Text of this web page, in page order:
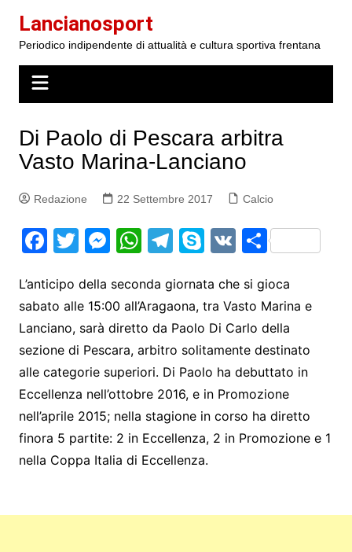
contenuto
Lancianosport
Periodico indipendente di attualità e cultura sportiva frentana
Di Paolo di Pescara arbitra
Vasto Marina-Lanciano
Redazione 22 Settembre 2017 Calcio
F
c
e
b
o
o
k
T
itt
er
M
s
s
e
n
g
er
W
at
s
A
p
p
T
e
gr
a
m
S
y
p
e
V S
ar
e
L’anticipo della seconda giornata che si gioca
sabato alle 15:00 all’Aragaona, tra Vasto Marina e
Lanciano, sarà diretto da Paolo Di Carlo della
sezione di Pescara, arbitro solitamente destinato
alle categorie superiori. Di Paolo ha debuttato in
Eccellenza nell’ottobre 2016, e in Promozione
nell’aprile 2015; nella stagione in corso ha diretto
finora 5 partite: 2 in Eccellenza, 2 in Promozione e 1
nella Coppa Italia di Eccellenza.